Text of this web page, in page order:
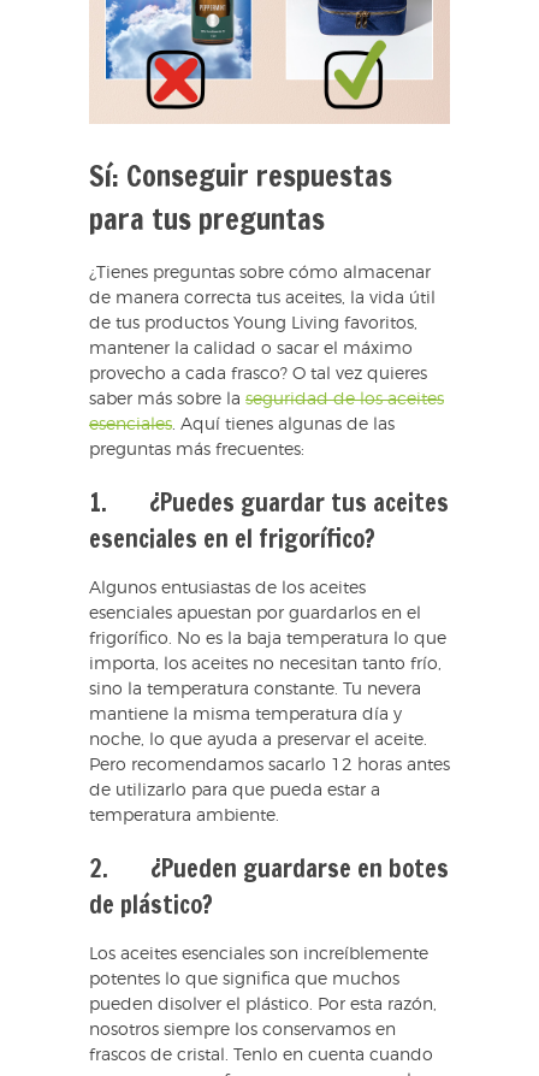
Sí: Conseguir respuestas
para tus preguntas
¿Tienes preguntas sobre cómo almacenar
de manera correcta tus aceites, la vida útil
de tus productos Young Living favoritos,
mantener la calidad o sacar el máximo
provecho a cada frasco? O tal vez quieres
saber más sobre la seguridad de los aceites
esenciales. Aquí tienes algunas de las
preguntas más frecuentes:
1. ¿Puedes guardar tus aceites
esenciales en el frigorífico?
Algunos entusiastas de los aceites
esenciales apuestan por guardarlos en el
frigorífico. No es la baja temperatura lo que
importa, los aceites no necesitan tanto frío,
sino la temperatura constante. Tu nevera
mantiene la misma temperatura día y
noche, lo que ayuda a preservar el aceite.
Pero recomendamos sacarlo 12 horas antes
de utilizarlo para que pueda estar a
temperatura ambiente.
2. ¿Pueden guardarse en botes
de plástico?
Los aceites esenciales son increíblemente
potentes lo que significa que muchos
pueden disolver el plástico. Por esta razón,
nosotros siempre los conservamos en
frascos de cristal. Tenlo en cuenta cuando